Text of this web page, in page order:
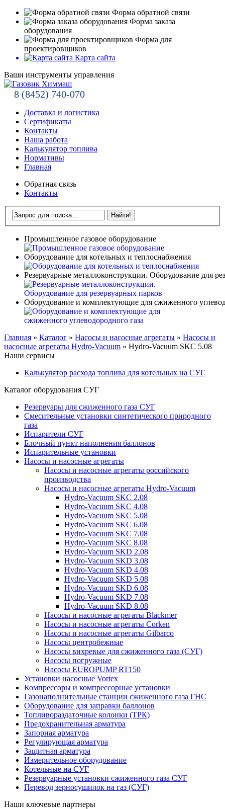
Форма обратной связи
Форма заказа
оборудования
Форма для
проектировщиков
Карта сайта
Ваши инструменты управления
8 (8452) 740-070
Доставка и логистика
Сертификаты
Контакты
Наша работа
Калькулятор топлива
Нормативы
Главная
Обратная связь
Контакты
Промышленное газовое оборудование
Оборудование для котельных и теплоснабжения
Резервуарные металлоконструкции. Оборудование для
Оборудование и комплектующие для сжиженного
Главная » Каталог » Насосы и насосные агрегаты » Насосы и
насосные агрегаты Hydro-Vacuum » Hydro-Vacuum SKC 5.08
Наши сервисы
Калькулятор расхода топлива для котельных на СУГ
Каталог оборудования СУГ
Резервуары для сжиженного газа СУГ
Смесительные установки синтетического природного
газа
Испарители СУГ
Блочный пункт наполнения баллонов
Испарительные установки
Насосы и насосные агрегаты
Насосы и насосные агрегаты российского
производства
Насосы и насосные агрегаты Hydro-Vacuum
Hydro-Vacuum SKC 2.08
Hydro-Vacuum SKC 4.08
Hydro-Vacuum SKC 5.08
Hydro-Vacuum SKC 6.08
Hydro-Vacuum SKC 7.08
Hydro-Vacuum SKC 8.08
Hydro-Vacuum SKD 2.08
Hydro-Vacuum SKD 3.08
Hydro-Vacuum SKD 4.08
Hydro-Vacuum SKD 5.08
Hydro-Vacuum SKD 6.08
Hydro-Vacuum SKD 7.08
Hydro-Vacuum SKD 8.08
Насосы и насосные агрегаты Blackmer
Насосы и насосные агрегаты Corken
Насосы и насосные агрегаты Gilbarco
Насосы центробежные
Насосы вихревые для сжиженного газа (СУГ)
Насосы погружные
Насосы EUROPUMP RT150
Установки насосные Vortex
Компрессоры и компрессорные установки
Газонаполнительные станции сжиженного газа ГНС
Оборудование для заправки баллонов
Топливораздаточные колонки (ТРК)
Предохранительная арматура
Запорная арматура
Регулирующая арматура
Защитная арматура
Измерительное оборудование
Котельные на СУГ
Резервуарные установки сжиженного газа СУГ
Перевод зерносушилок на газ (СУГ)
Наши ключевые партнеры